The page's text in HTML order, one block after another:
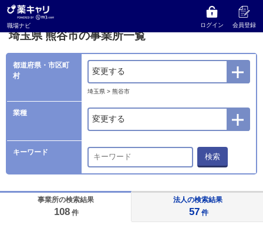
職場ナビ ログイン 会員登録
薬キャリ 職場ナビ 熊谷市の事業所一覧
埼玉県 熊谷市の事業所一覧
都道府県・市区町
村
変更する
埼玉県 > 熊谷市
業種
変更する
キーワード 検索
事業所の検索結果
108 件
法人の検索結果
57 件